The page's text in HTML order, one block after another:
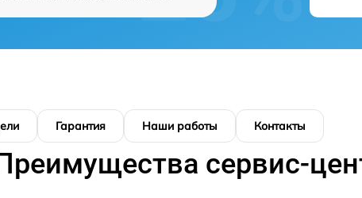
Гарантия Наши работы Контакты
сервис-